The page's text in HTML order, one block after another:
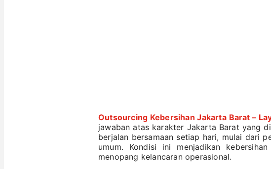
Outsourcing Kebersihan Jakarta Barat –
jawaban atas karakter Jakarta Barat yang
berjalan bersamaan setiap hari, mulai dari
umum. Kondisi ini menjadikan
menopang kelancaran operasional.